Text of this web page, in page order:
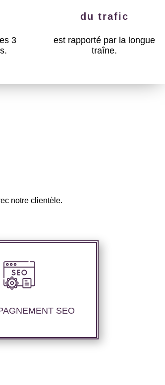
3
du trafic
est rapporté par la longue
traîne.
notre clientèle.
SEO
un suivi et un rapport
pour vous permettre
en place.